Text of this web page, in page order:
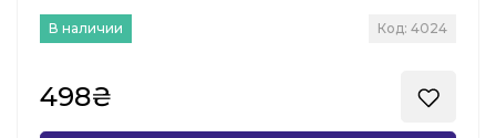
В наличии Код: 4024
498₴